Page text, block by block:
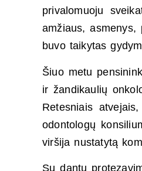
privalomuoju
amžiaus,
buvo taikytas
Šiuo metu
ir žandikaulių
Retesniais
odontologų
viršija nustatytą
Su dantų